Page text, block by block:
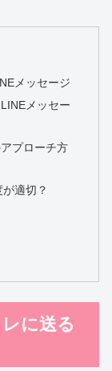
メッセージ
メッセー
プローチ方
適切？
に送る